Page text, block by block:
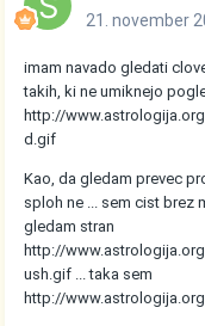
21. november
imam navado gledati
takih, ki ne umiknejo
http://
d.gif
Kao, da gledam prevec
sploh ne ... sem cist brez
gledam stran
http://
ush.gif ... taka sem
http://